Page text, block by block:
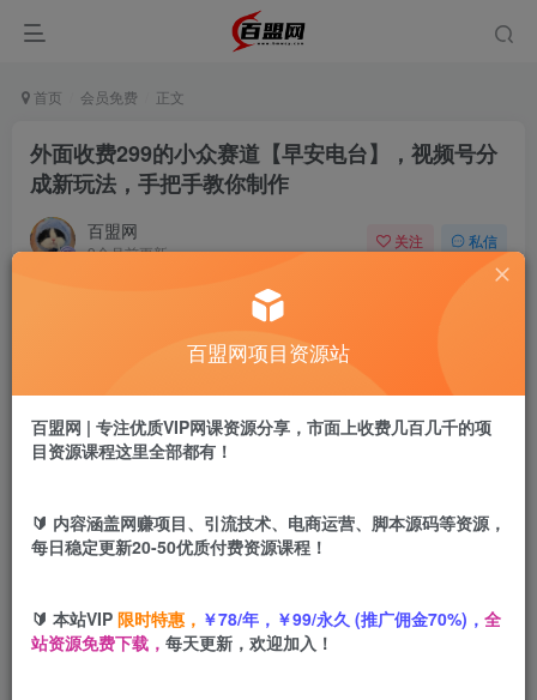
首页 会员免费 正文
外面收费299的小众赛道【早安电台】，视频号分
成新玩法，手把手教你制作
百盟网
9个月前更新
关注 私信
盟币9.9
立即购买
外面收费299的小众赛道【早安电台】，视频号分成新玩
百盟网项目资源站
百盟网 | 专注优质VIP网课资源分享，市面上收费几百几千的项
目资源课程这里全部都有！
🔰 内容涵盖网赚项目、引流技术、电商运营、脚本源码等资源，
每日稳定更新20-50优质付费资源课程！
🔰 本站VIP 限时特惠， ￥78/年，￥99/永久 (推广佣金70%)， 全
站资源免费下载， 每天更新，欢迎加入！